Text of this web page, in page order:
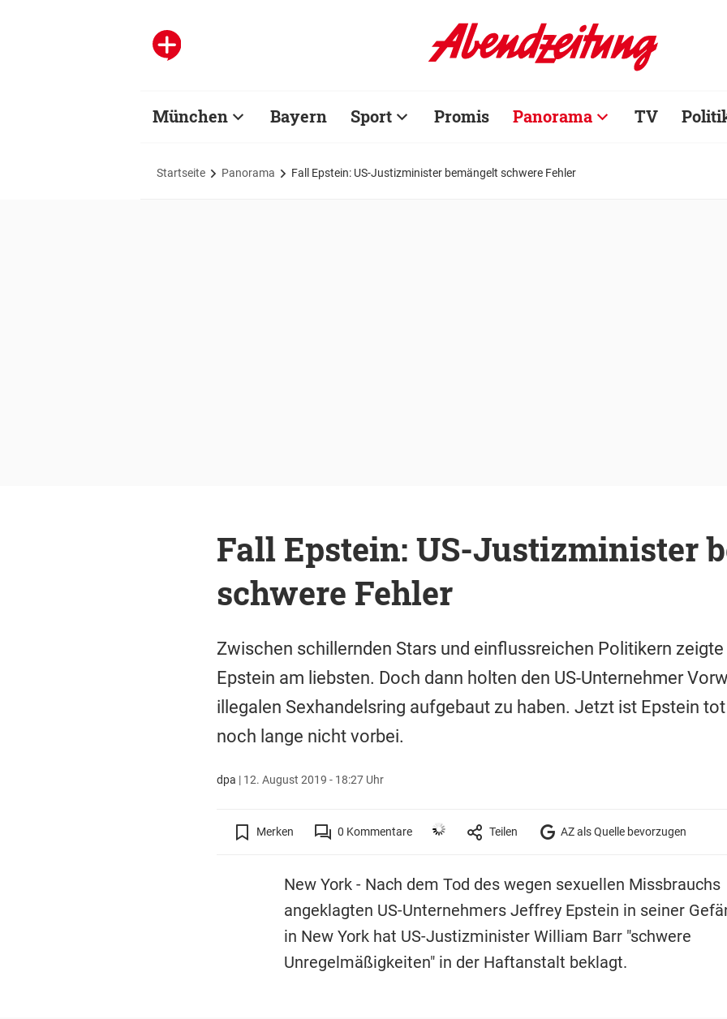
München Bayern Sport Promis Panorama TV
Startseite Panorama Fall Epstein: US-Justizminister bemängelt schwere Fehler
Fall Epstein: US-Justizminister
schwere Fehler
Zwischen schillernden Stars und einflussreichen Politikern
Epstein am liebsten. Doch dann holten den US-Unternehmer
illegalen Sexhandelsring aufgebaut zu haben. Jetzt ist Epstein tot
noch lange nicht vorbei.
dpa | 12. August 2019 - 18:27 Uhr
Merken 0 Kommentare Teilen AZ als Quelle bevorzugen
New York - Nach dem Tod des wegen sexuellen Missbrauchs
angeklagten US-Unternehmers Jeffrey Epstein in seiner
in New York hat US-Justizminister William Barr "schwere
Unregelmäßigkeiten" in der Haftanstalt beklagt.